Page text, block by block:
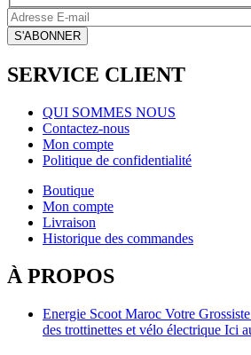
SERVICE CLIENT
QUI SOMMES NOUS
Contactez-nous
Mon compte
Politique de confidentialité
Boutique
Mon compte
Livraison
Historique des commandes
À PROPOS
Energie Scoot Maroc Votre
des trottinettes et vélo électrique Ici